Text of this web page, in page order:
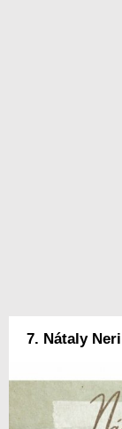
7. Nátaly Neri